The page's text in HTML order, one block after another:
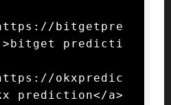
bitgetpre
predicti
okxpredic
prediction</a>